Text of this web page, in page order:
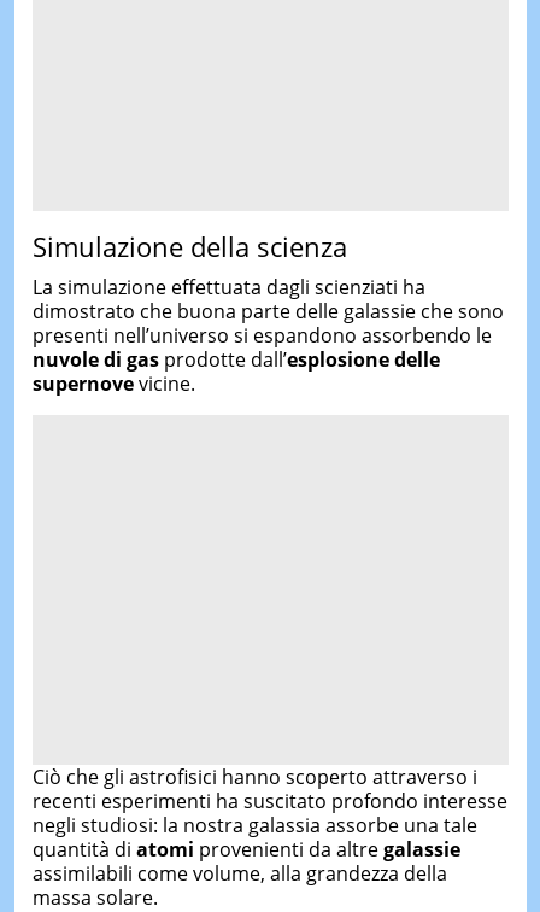
Simulazione della scienza
La simulazione effettuata dagli scienziati ha
dimostrato che buona parte delle galassie che sono
presenti nell’universo si espandono assorbendo le
nuvole di gasprodotte dall’esplosione delle
supernovevicine.
Ciò che gli astrofisici hanno scoperto attraverso i
recenti esperimenti ha suscitato profondo interesse
negli studiosi: la nostra galassia assorbe una tale
quantità di atomi provenienti da altregalassie
assimilabili come volume, alla grandezza della
massa solare.